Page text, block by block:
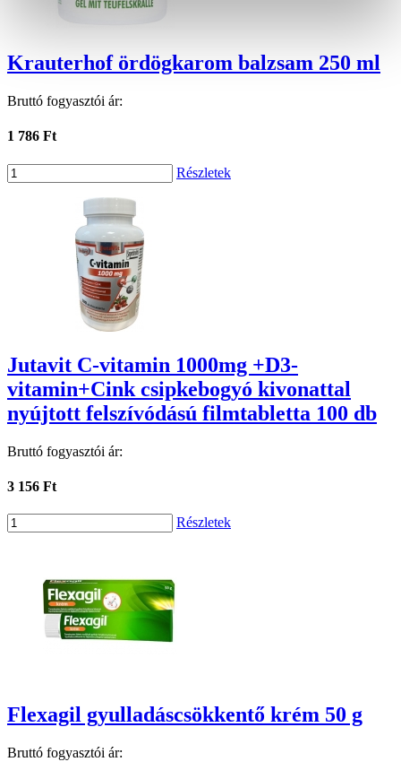
Krauterhof ördögkarom balzsam 250 ml
Bruttó fogyasztói ár:
1 786 Ft
Részletek
Jutavit C-vitamin 1000mg +D3-
vitamin+Cink csipkebogyó kivonattal
nyújtott felszívódású filmtabletta 100 db
Bruttó fogyasztói ár:
3 156 Ft
Részletek
Flexagil gyulladáscsökkentő krém 50 g
Bruttó fogyasztói ár: